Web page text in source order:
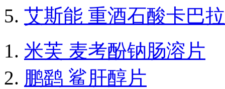
艾斯能 重酒石酸卡巴
米芙 麦考酚钠肠溶片
鹏鹞 鲨肝醇片